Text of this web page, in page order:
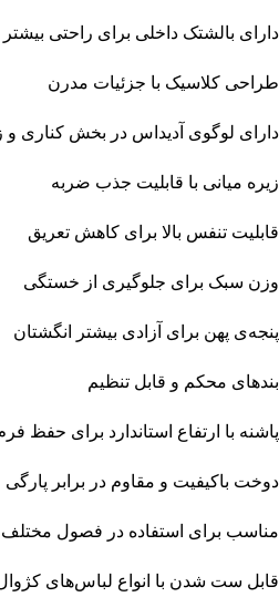
دارای بالشتک داخلی برای راحتی بیشتر
طراحی کلاسیک با جزئیات مدرن
دارای لوگوی آدیداس در بخش کناری و
زیره میانی با قابلیت جذب ضربه
قابلیت تنفس بالا برای کاهش تعریق
وزن سبک برای جلوگیری از خستگی
پنجه‌ی پهن برای آزادی بیشتر انگشتان
بندهای محکم و قابل تنظیم
پاشنه با ارتفاع استاندارد برای حفظ
دوخت باکیفیت و مقاوم در برابر پارگی
مناسب برای استفاده در فصول مختلف
قابل ست‌ شدن با انواع لباس‌های کژوال